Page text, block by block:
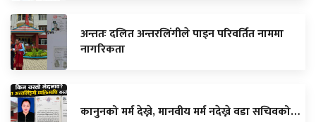
अन्ततः दलित अन्तरलिंगीले पाइन परिवर्तित नाममा
नागरिकता
कानुनको मर्म देख्ने, मानवीय मर्म नदेख्ने वडा सचिवको…